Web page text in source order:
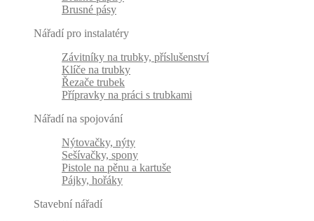
Brusné pásy
Nářadí pro instalatéry
Závitníky na trubky, příslušenství
Klíče na trubky
Řezače trubek
Přípravky na práci s trubkami
Nářadí na spojování
Nýtovačky, nýty
Sešívačky, spony
Pistole na pěnu a kartuše
Pájky, hořáky
Stavební nářadí